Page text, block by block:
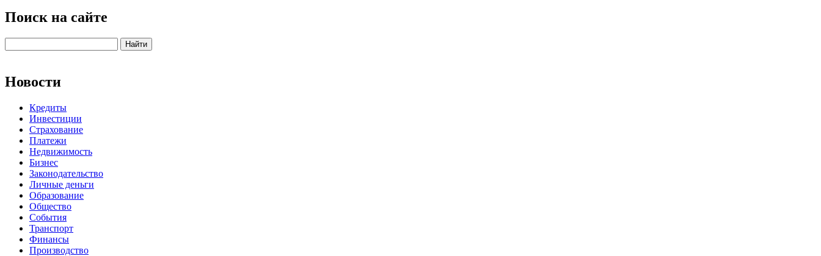
Поиск на сайте
Новости
Кредиты
Инвестиции
Страхование
Платежи
Недвижимость
Бизнес
Законодательство
Личные деньги
Образование
Общество
События
Транспорт
Финансы
Производство